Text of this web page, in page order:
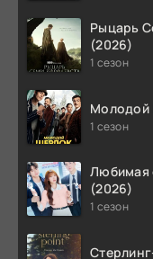
Рыцарь
(2026)
1 сезон
Молодой
1 сезон
Любимая
(2026)
1 сезон